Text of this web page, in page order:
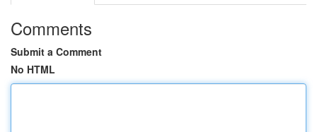
Comments
Submit a Comment
No HTML